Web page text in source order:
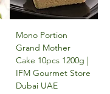
Mono Portion
Grand Mother
Cake 10pcs 1200g |
IFM Gourmet Store
Dubai UAE